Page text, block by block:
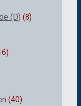
(D) (8)
(40)